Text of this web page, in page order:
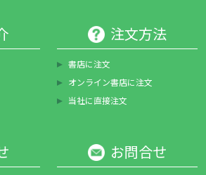
注文方法
書店に注文
オンライン書店に注文
当社に直接注文
お問合せ